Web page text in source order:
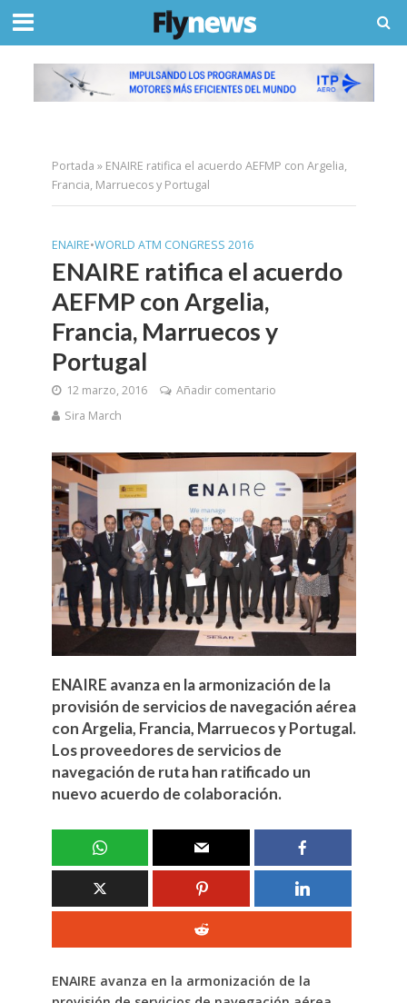
Portada » ENAIRE ratifica el acuerdo AEFMP con Argelia,
Francia, Marruecos y Portugal
ENAIRE•WORLD ATM CONGRESS 2016
ENAIRE ratifica el acuerdo
AEFMP con Argelia,
Francia, Marruecos y
Portugal
12 marzo, 2016
Añadir comentario
Sira March
ENAIRE avanza en la armonización de la
provisión de servicios de navegación aérea
con Argelia, Francia, Marruecos y Portugal.
Los proveedores de servicios de
navegación de ruta han ratificado un
nuevo acuerdo de colaboración.
ENAIRE avanza en la armonización de la